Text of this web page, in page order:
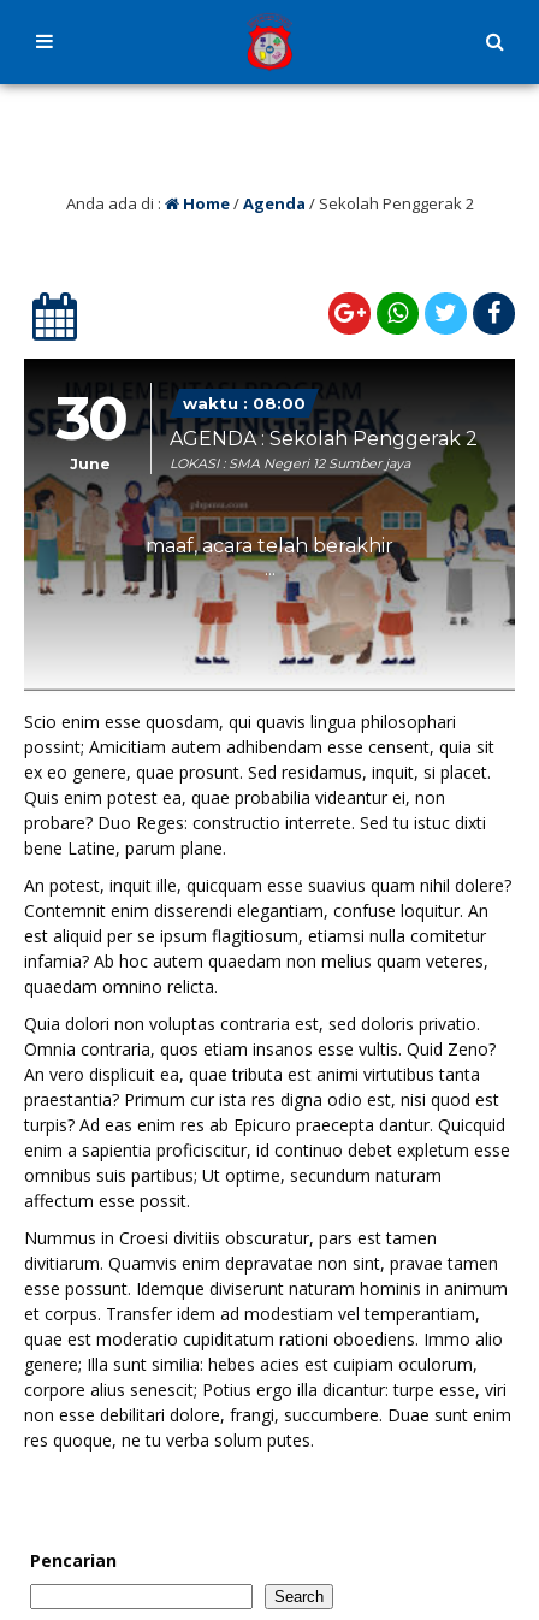
Anda ada di : Home/Agenda / Sekolah Penggerak 2
30
June
waktu : 08:00
AGENDA : Sekolah Penggerak 2
LOKASI : SMA Negeri 12 Sumber jaya
maaf, acara telah berakhir
...
Scio enim esse quosdam, qui quavis lingua philosophari
possint; Amicitiam autem adhibendam esse censent, quia sit
ex eo genere, quae prosunt. Sed residamus, inquit, si placet.
Quis enim potest ea, quae probabilia videantur ei, non
probare? Duo Reges: constructio interrete. Sed tu istuc dixti
bene Latine, parum plane.
An potest, inquit ille, quicquam esse suavius quam nihil dolere?
Contemnit enim disserendi elegantiam, confuse loquitur. An
est aliquid per se ipsum flagitiosum, etiamsi nulla comitetur
infamia? Ab hoc autem quaedam non melius quam veteres,
quaedam omnino relicta.
Quia dolori non voluptas contraria est, sed doloris privatio.
Omnia contraria, quos etiam insanos esse vultis. Quid Zeno?
An vero displicuit ea, quae tributa est animi virtutibus tanta
praestantia? Primum cur ista res digna odio est, nisi quod est
turpis? Ad eas enim res ab Epicuro praecepta dantur. Quicquid
enim a sapientia proficiscitur, id continuo debet expletum esse
omnibus suis partibus; Ut optime, secundum naturam
affectum esse possit.
Nummus in Croesi divitiis obscuratur, pars est tamen
divitiarum. Quamvis enim depravatae non sint, pravae tamen
esse possunt. Idemque diviserunt naturam hominis in animum
et corpus. Transfer idem ad modestiam vel temperantiam,
quae est moderatio cupiditatum rationi oboediens. Immo alio
genere; Illa sunt similia: hebes acies est cuipiam oculorum,
corpore alius senescit; Potius ergo illa dicantur: turpe esse, viri
non esse debilitari dolore, frangi, succumbere. Duae sunt enim
res quoque, ne tu verba solum putes.
Pencarian
Search